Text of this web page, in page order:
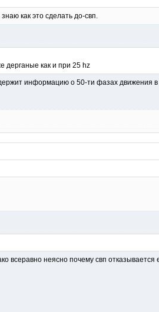
как это сделать до-свп.
дерганые как и при 25 hz
информацию о 50-ти фазах движения в
неясно почему свп отказывается